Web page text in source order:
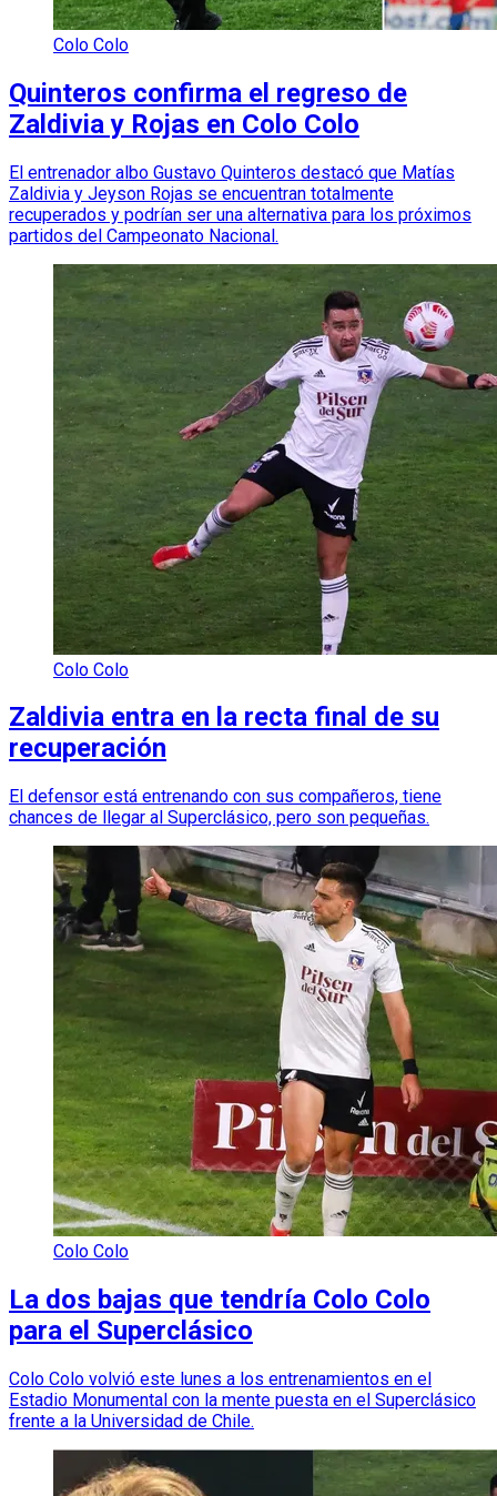
Colo Colo
Quinteros confirma el regreso de
Zaldivia y Rojas en Colo Colo
El entrenador albo Gustavo Quinteros destacó que Matías
Zaldivia y Jeyson Rojas se encuentran totalmente
recuperados y podrían ser una alternativa para los próximos
partidos del Campeonato Nacional.
Colo Colo
Zaldivia entra en la recta final de su
recuperación
El defensor está entrenando con sus compañeros, tiene
chances de llegar al Superclásico, pero son pequeñas.
Colo Colo
La dos bajas que tendría Colo Colo
para el Superclásico
Colo Colo volvió este lunes a los entrenamientos en el
Estadio Monumental con la mente puesta en el Superclásico
frente a la Universidad de Chile.